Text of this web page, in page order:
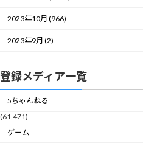
2023年10月 (966)
2023年9月 (2)
登録メディア一覧
5ちゃんねる
(61,471)
ゲーム